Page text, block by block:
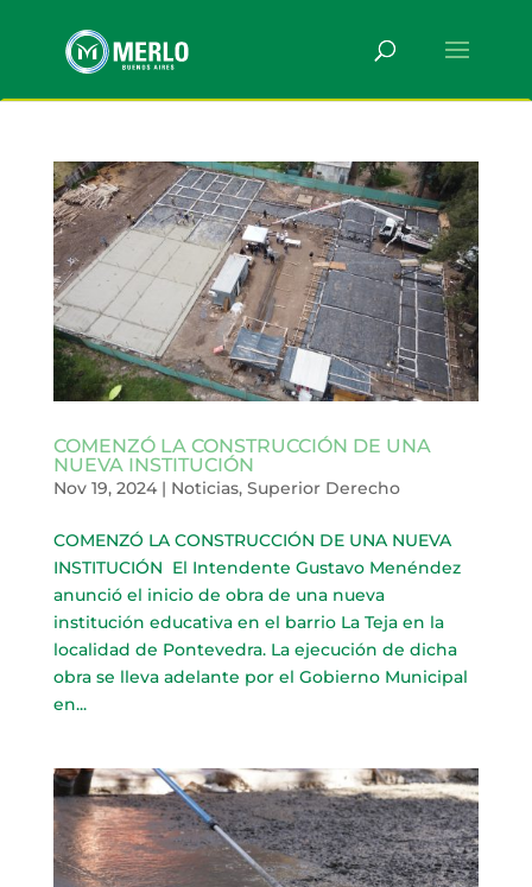
COMENZÓ LA CONSTRUCCIÓN DE UNA
NUEVA INSTITUCIÓN
Nov 19, 2024| Noticias, Superior Derecho
COMENZÓ LA CONSTRUCCIÓN DE UNA NUEVA
INSTITUCIÓN El Intendente Gustavo Menéndez
anunció el inicio de obra de una nueva
institución educativa en el barrio La Teja en la
localidad de Pontevedra. La ejecución de dicha
obra se lleva adelante por el Gobierno Municipal
en...